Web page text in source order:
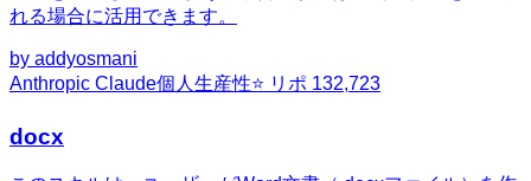
れる場合に活用できます。
by addyosmani
Anthropic Claude個人生産性⭐ リポ 132,723
docx